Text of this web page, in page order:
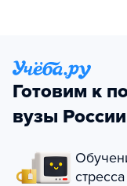
Готовим к
вузы России
стресса